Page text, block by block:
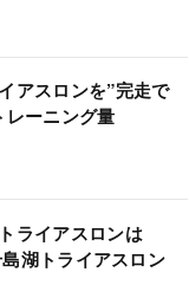
アスロンを”完走で
レーニング量
ライアスロンは
湖トライアスロン